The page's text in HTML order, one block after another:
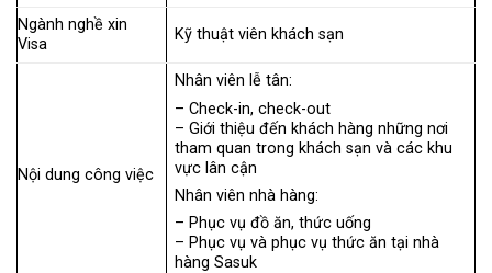
Ngành nghề xin
Visa
Kỹ thuật viên khách sạn
Nội dung công việc
Nhân viên lễ tân:
– Check-in, check-out
– Giới thiệu đến khách hàng những nơi
tham quan trong khách sạn và các khu
vực lân cận
Nhân viên nhà hàng:
– Phục vụ đồ ăn, thức uống
– Phục vụ và phục vụ thức ăn tại nhà
hàng Sasuk